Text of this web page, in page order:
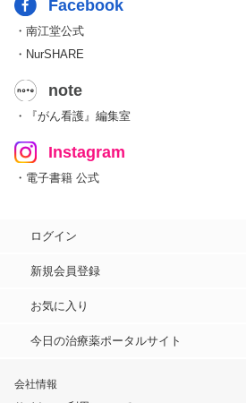
Facebook
・南江堂公式
・NurSHARE
note
・『がん看護』編集室
Instagram
・電子書籍 公式
ログイン
新規会員登録
お気に入り
今日の治療薬ポータルサイト
会社情報